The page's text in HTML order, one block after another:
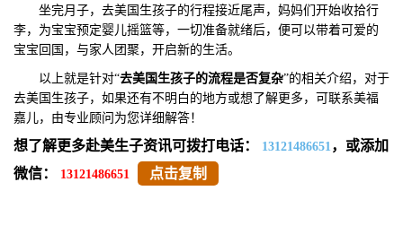
坐完月子，去美国生孩子的行程接近尾声，妈妈们开始收拾行
李，为宝宝预定婴儿摇篮等，一切准备就绪后，便可以带着可爱的
宝宝回国，与家人团聚，开启新的生活。
以上就是针对“去美国生孩子的流程是否复杂”的相关介绍，对于
去美国生孩子，如果还有不明白的地方或想了解更多，可联系美福
嘉儿，由专业顾问为您详细解答！
想了解更多赴美生子资讯可拨打电话： 13121486651 ，或添加
微信：
13121486651 点击复制